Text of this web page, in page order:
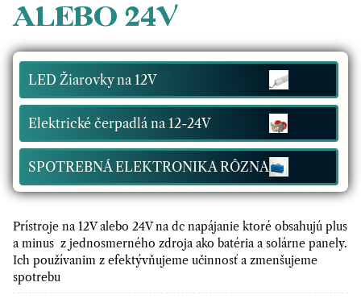
ALEBO 24V
LED Žiarovky na 12V
Elektrické čerpadlá na 12-24V
SPOTREBNÁ ELEKTRONIKA RÔZNA
Prístroje na 12V alebo 24V na dc napájanie ktoré obsahujú plus
a minus z jednosmerného zdroja ako batéria a solárne panely.
Ich používanim z efektývňujeme učinnosť a zmenšujeme
spotrebu